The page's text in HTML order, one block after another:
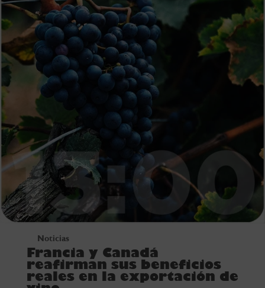
Noticias
Francia y Canadá
reafirman sus beneficios
reales en la exportación de